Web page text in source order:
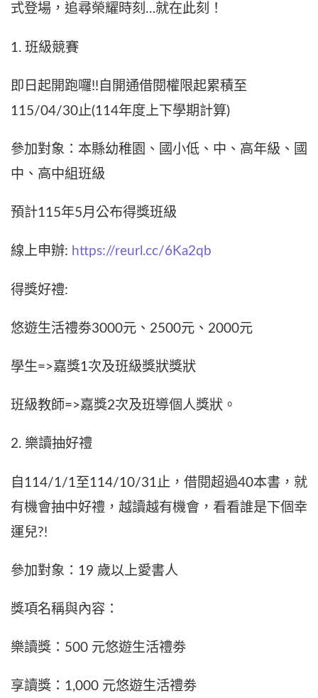
式登場，追尋榮耀時刻…就在此刻！
1. 班級競賽
即日起開跑囉!!自開通借閱權限起累積至
115/04/30止(114年度上下學期計算)
參加對象：本縣幼稚園、國小低、中、高年級、國
中、高中組班級
預計115年5月公布得獎班級
線上申辦: https://reurl.cc/6Ka2qb
得獎好禮:
悠遊生活禮劵3000元、2500元、2000元
學生=>嘉獎1次及班級獎狀獎狀
班級教師=>嘉獎2次及班導個人獎狀。
2. 樂讀抽好禮
自114/1/1至114/10/31止，借閱超過40本書，就
有機會抽中好禮，越讀越有機會，看看誰是下個幸
運兒?!
參加對象：19 歲以上愛書人
獎項名稱與內容：
樂讀獎：500 元悠遊生活禮劵
享讀獎：1,000 元悠遊生活禮劵